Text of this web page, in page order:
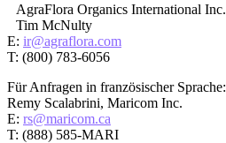
AgraFlora Organics International Inc.
Tim McNulty
E: ir@agraflora.com
T: (800) 783-6056
Für Anfragen in französischer Sprache:
Remy Scalabrini, Maricom Inc.
E: rs@maricom.ca
T: (888) 585-MARI